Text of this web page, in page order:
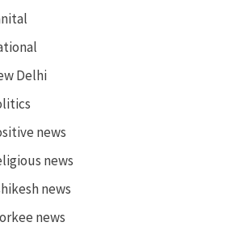
Delhi
news
news
news
news